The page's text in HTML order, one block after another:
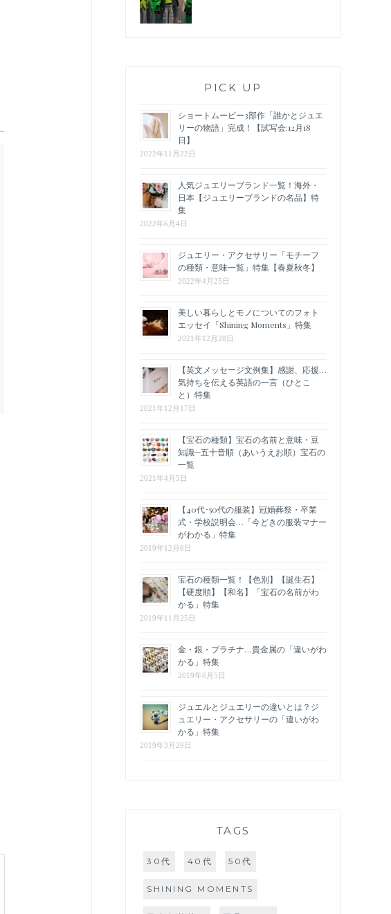
PICK UP
ショートムービー3部作「誰かとジュエ
リーの物語」完成！【試写会:12月18
日】
2022年11月22日
人気ジュエリーブランド一覧！海外・
日本【ジュエリーブランドの名品】特
集
2022年6月4日
ジュエリー・アクセサリー「モチーフ
の種類・意味一覧」特集【春夏秋冬】
2022年4月25日
美しい暮らしとモノについてのフォト
エッセイ「Shining Moments」特集
2021年12月28日
【英文メッセージ文例集】感謝、応援…
気持ちを伝える英語の一言（ひとこ
と）特集
2021年12月17日
【宝石の種類】宝石の名前と意味・豆
知識─五十音順（あいうえお順）宝石の
一覧
2021年4月5日
【40代･50代の服装】冠婚葬祭・卒業
式・学校説明会…「今どきの服装マナー
がわかる」特集
2019年12月6日
宝石の種類一覧！【色別】【誕生石】
【硬度順】【和名】「宝石の名前がわ
かる」特集
2019年11月25日
金・銀・プラチナ…貴金属の「違いがわ
かる」特集
2019年6月5日
ジュエルとジュエリーの違いとは？ジ
ュエリー・アクセサリーの「違いがわ
かる」特集
2019年3月29日
TAGS
30代 40代 50代
SHINING MOMENTS